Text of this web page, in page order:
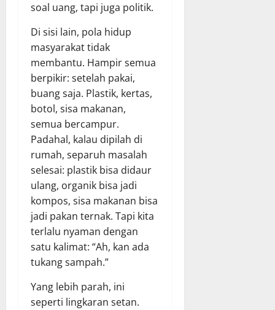
soal uang, tapi juga politik.
Di sisi lain, pola hidup
masyarakat tidak
membantu. Hampir semua
berpikir: setelah pakai,
buang saja. Plastik, kertas,
botol, sisa makanan,
semua bercampur.
Padahal, kalau dipilah di
rumah, separuh masalah
selesai: plastik bisa didaur
ulang, organik bisa jadi
kompos, sisa makanan bisa
jadi pakan ternak. Tapi kita
terlalu nyaman dengan
satu kalimat: “Ah, kan ada
tukang sampah.”
Yang lebih parah, ini
seperti lingkaran setan.